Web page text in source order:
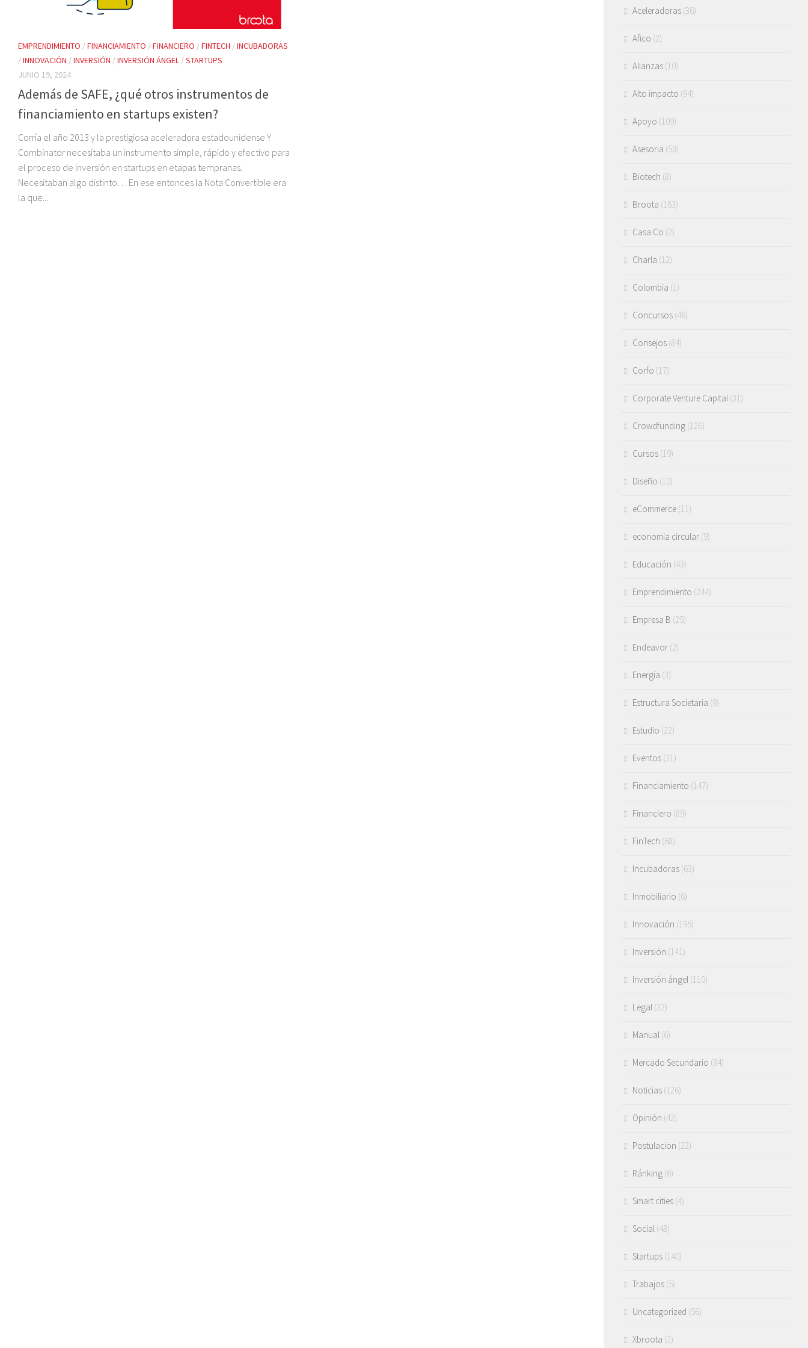
EMPRENDIMIENTO /FINANCIAMIENTO /FINANCIERO /FINTECH /INCUBADORAS
/INNOVACIÓN /INVERSIÓN /INVERSIÓN ÁNGEL /STARTUPS
JUNIO 19, 2024
Además de SAFE, ¿qué otros instrumentos de
financiamiento en startups existen?
Corría el año 2013 y la prestigiosa aceleradora estadounidense Y
Combinator necesitaba un instrumento simple, rápido y efectivo para
el proceso de inversión en startups en etapas tempranas.
Necesitaban algo distinto… En ese entonces la Nota Convertible era
la que...
Aceleradoras (36)
Afico (2)
Alianzas (10)
Alto impacto (94)
Apoyo (109)
Asesoria (53)
Biotech (8)
Broota (163)
Casa Co (2)
Charla (12)
Colombia (1)
Concursos (46)
Consejos (84)
Corfo (17)
Corporate Venture Capital (31)
Crowdfunding (126)
Cursos (19)
Diseño (10)
eCommerce (11)
economia circular (9)
Educación (43)
Emprendimiento (244)
Empresa B (25)
Endeavor (2)
Energía (3)
Estructura Societaria (9)
Estudio (22)
Eventos (31)
Financiamiento (147)
Financiero (89)
FinTech (68)
Incubadoras (63)
Inmobiliario (6)
Innovación (195)
Inversión (141)
Inversión ángel (110)
Legal (32)
Manual (6)
Mercado Secundario (34)
Noticias (126)
Opinión (42)
Postulacion (22)
Ránking (6)
Smart cities (4)
Social (48)
Startups (140)
Trabajos (5)
Uncategorized (56)
Xbroota (2)